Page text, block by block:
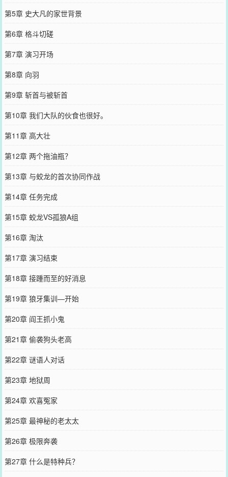
第5章 史大凡的家世背景
第6章 格斗切磋
第7章 演习开场
第8章 向羽
第9章 斩首与被斩首
第10章 我们大队的伙食也很好。
第11章 高大壮
第12章 两个拖油瓶？
第13章 与蛟龙的首次协同作战
第14章 任务完成
第15章 蛟龙VS孤狼A组
第16章 淘汰
第17章 演习结束
第18章 接踵而至的好消息
第19章 狼牙集训—开始
第20章 阎王抓小鬼
第21章 偷袭狗头老高
第22章 谜语人对话
第23章 地狱周
第24章 欢喜冤家
第25章 最神秘的老太太
第26章 极限奔袭
第27章 什么是特种兵？